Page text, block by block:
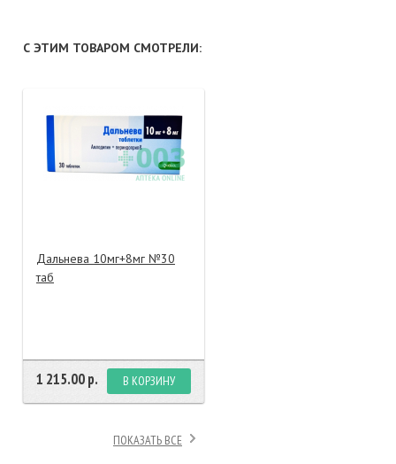
биомороженое
С ЭТИМ ТОВАРОМ СМОТРЕЛИ:
Дальнева 10мг+8мг №30
таб
1 215.00 р. В КОРЗИНУ
ПОКАЗАТЬ ВСЕ